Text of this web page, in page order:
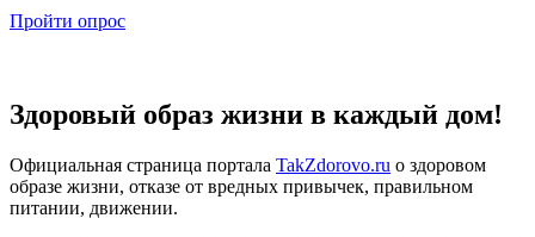
Пройти опрос
Здоровый образ жизни в каждый дом!
Официальная страница портала TakZdorovo.ru о здоровом
образе жизни, отказе от вредных привычек, правильном
питании, движении.